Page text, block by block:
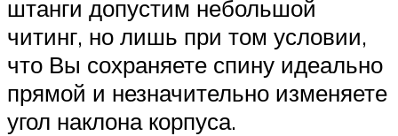
штанги допустим небольшой
читинг, но лишь при том условии,
что Вы сохраняете спину идеально
прямой и незначительно изменяете
угол наклона корпуса.